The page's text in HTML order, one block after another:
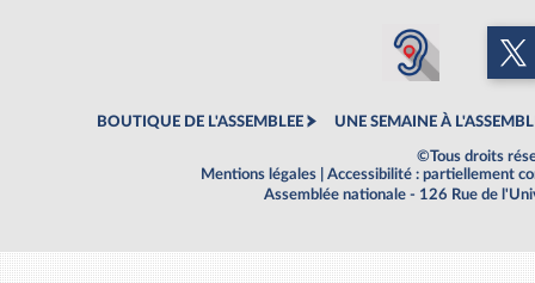
BOUTIQUE DE L'ASSEMBLEE UNE SEMAINE À
©Tous droits
Mentions légales
Accessibilité : partiellement
Assemblée nationale - 126 Rue de